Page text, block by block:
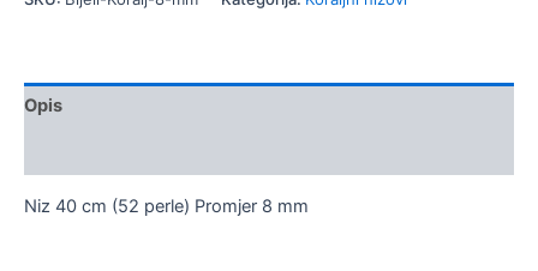
Opis
Niz 40 cm (52 perle) Promjer 8 mm